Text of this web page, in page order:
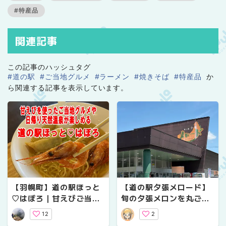
らないお気に入りの店を探すのが旅のもう一つの楽し
み。
「ここ、来てよかった」と思える場所をひとつでも多く
届けます。
#特産品
関連記事
この記事のハッシュタグ
#道の駅
#ご当地グルメ #ラーメン #焼きそば #特産品
か
ら関連する記事を表示しています。
【羽幌町】道の駅ほっと
♡はぼろ｜甘えびご当地
グルメ・日帰り天然温
泉・日本最北のバラ園も
12
【道の駅夕張メロード】
旬の夕張メロンを丸ごと
堪能♪メロンパンや限定グ
ルメも見逃せない！
2